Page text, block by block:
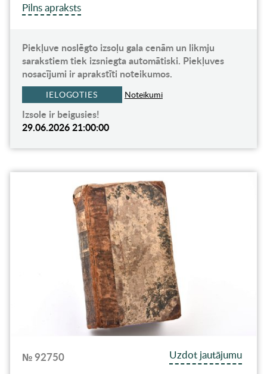
Pilns apraksts
Piekļuve noslēgto izsoļu gala cenām un likmju
sarakstiem tiek izsniegta automātiski. Piekļuves
nosacījumi ir aprakstīti noteikumos.
IELOGOTIES Noteikumi
Izsole ir beigusies!
29.06.2026 21:00:00
№ 92750
Uzdot jautājumu